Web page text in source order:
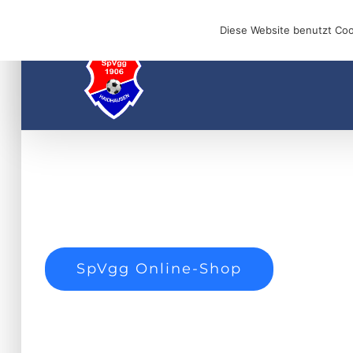
content
SpVgg Online-Shop
Diese Website benutzt